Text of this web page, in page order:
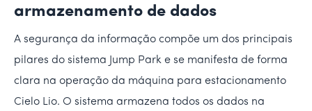
armazenamento de dados
A segurança da informação compõe um dos principais
pilares do sistema Jump Park e se manifesta de forma
clara na operação da máquina para estacionamento
Cielo Lio. O sistema armazena todos os dados na